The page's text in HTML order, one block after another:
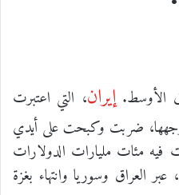
الأوسط.إيران، التي اعتبرت
ضربت وكبحت على أيدي
فيه مئات مليارات الدولارات
العراق وسوريا وانتهاء بغزة